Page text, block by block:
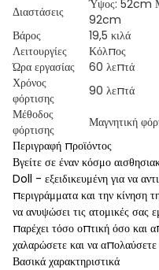
Διαστάσεις
Ύψος: 52cm
92cm
Βάρος
19,5 κιλά
Λειτουργίες
Κόλπος
Ώρα εργασίας
60 λεπτά
Χρόνος
φόρτισης
90 λεπτά
Μέθοδος
φόρτισης
Μαγνητική
Περιγραφή προϊόντος
Βγείτε σε έναν κόσμο
Doll - εξειδικευμένη για να
περιγράμματα και την κίνηση
να ανυψώσει τις ατομικές σας
παρέχει τόσο οπτική όσο και
χαλαρώσετε και να
Βασικά χαρακτηριστικά